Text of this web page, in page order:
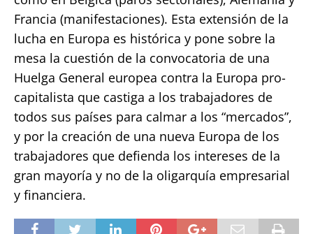
Francia (manifestaciones). Esta extensión de la
lucha en Europa es histórica y pone sobre la
mesa la cuestión de la convocatoria de una
Huelga General europea contra la Europa pro-
capitalista que castiga a los trabajadores de
todos sus países para calmar a los “mercados”,
y por la creación de una nueva Europa de los
trabajadores que defienda los intereses de la
gran mayoría y no de la oligarquía empresarial
y financiera.